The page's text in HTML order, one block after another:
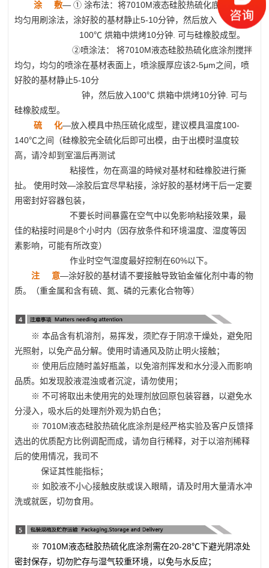
涂 敷— ① 涂布法：将7010M液态硅胶热硫化底涂剂搅拌
均匀用刷涂法，涂好胶的基材静止5-10分钟，然后放入
100℃ 烘箱中烘烤10分钟. 可与硅橡胶成型。
②喷涂法： 将7010M液态硅胶热硫化底涂剂搅拌
均匀，均匀的喷涂在基材表面上，喷涂膜厚应该2-5μm之间，喷
好胶的基材静止5-10分
钟，然后放入100℃ 烘箱中烘烤10分钟. 可与
硅橡胶成型。
硫 化—放入模具中热压硫化成型，建议模具温度100-
140℃之间（硅橡胶完全硫化后即可出模，由于出模时温度较
高，请冷却到室溫后再测试
粘接性，勿在高温的時候对基材和硅橡胶进行撕
扯。 使用时效—涂胶后宜尽早粘接，涂好胶的基材烤干后一定要
用密封好容器包装，
不要长时间暴露在空气中以免影响粘接效果，最
佳的粘接时间是8个小时内（因存放条件和环境温度、湿度等因
素影响，可能有所改变）
作业时空气湿度最好控制在60%以下。
注 意—涂好胶的基材请不要接触导致铂金催化剂中毒的物
质。（重金属和含有硫、氮、磷的元素化合物等）
※ 本品含有机溶剂，易挥发，须贮存于阴凉干燥处，避免阳
光照射，以免产品分解。使用时请通风及防止明火接触；
※ 使用后应随时盖好瓶盖，以免溶剂挥发和水分浸入而影响
品质。如发现胶液混浊或者沉淀，请勿使用；
※ 不可将取出未使用完的处理剂放回原包装容器，以避免水
分浸入，吸水后的处理剂外观为奶白色；
※ 7010M液态硅胶热硫化底涂剂是经严格实验及客户反馈择
选出的优质配方比例调配而成，请勿自行稀释，对于以溶剂稀释
后的使用情况，我司不
保证其性能指标；
※ 如胶液不小心接触皮肤或误入眼睛，请及时用大量清水冲
洗或就医，切勿食用。
※ 7010M液态硅胶热硫化底涂剂 需在20-28℃下避光阴凉处
密封保存，切勿贮存与湿气较重环境，以免与水反应；